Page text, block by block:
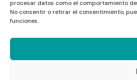
procesar datos como el comportamiento
No consentir o retirar el consentimiento,
funciones.